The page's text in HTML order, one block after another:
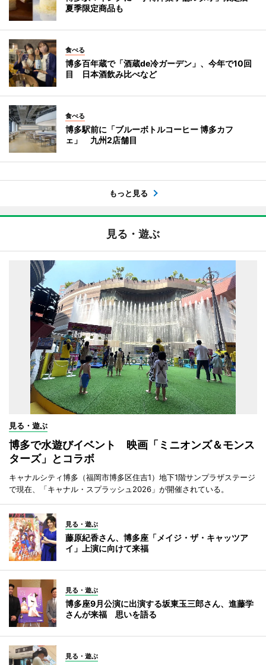
夏季限定商品も
食べる
博多百年蔵で「酒蔵de冷ガーデン」、今年で10回
目 日本酒飲み比べなど
食べる
博多駅前に「ブルーボトルコーヒー 博多カフ
ェ」 九州2店舗目
もっと見る
見る・遊ぶ
見る・遊ぶ
博多で水遊びイベント 映画「ミニオンズ＆モンス
ターズ」とコラボ
キャナルシティ博多（福岡市博多区住吉1）地下1階サンプラザステージ
で現在、「キャナル・スプラッシュ2026」が開催されている。
見る・遊ぶ
藤原紀香さん、博多座「メイジ・ザ・キャッツア
イ」上演に向けて来福
見る・遊ぶ
博多座9月公演に出演する坂東玉三郎さん、進藤学
さんが来福 思いを語る
見る・遊ぶ